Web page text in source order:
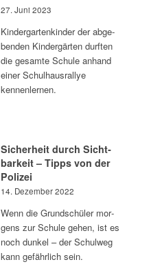
27. Juni 2023
Kin­der­gar­ten­kin­der der abge­
ben­den Kin­der­gär­ten durf­ten
die gesam­te Schu­le anhand
einer Schul­haus­ral­lye
kennenlernen.
Sicher­heit durch Sicht­
bar­keit – Tipps von der
Polizei
14. Dezem­ber 2022
Wenn die Grund­schü­ler mor­
gens zur Schu­le gehen, ist es
noch dun­kel – der Schul­weg
kann gefähr­lich sein.